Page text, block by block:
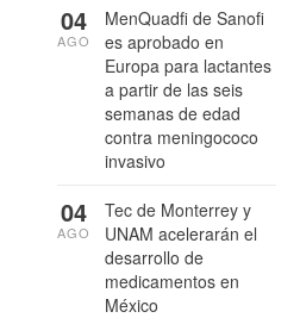
MenQuadfi de Sanofi
es aprobado en
Europa para lactantes
a partir de las seis
semanas de edad
contra meningococo
invasivo
04
AGO
Tec de Monterrey y
UNAM acelerarán el
desarrollo de
medicamentos en
México
04
AGO